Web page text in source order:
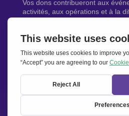
Vos dons contribueront aux
activités, aux opérations et à la
Newsletter